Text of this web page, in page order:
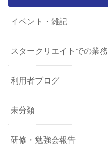
イベント・雑記
スタークリエイトでの業務
利用者ブログ
未分類
研修・勉強会報告